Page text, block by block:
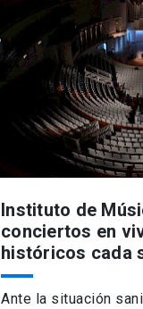
Instituto de
conciertos en
históricos cada
Ante la situación